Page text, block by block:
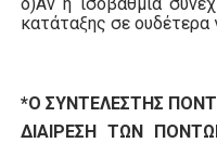
κατάταξης σε ουδέτερα
*Ο ΣΥΝΤΕΛΕΣΤΗΣ
ΔΙΑΙΡΕΣΗ ΤΩΝ